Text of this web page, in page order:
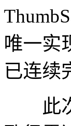
唯一实
已连续
此次